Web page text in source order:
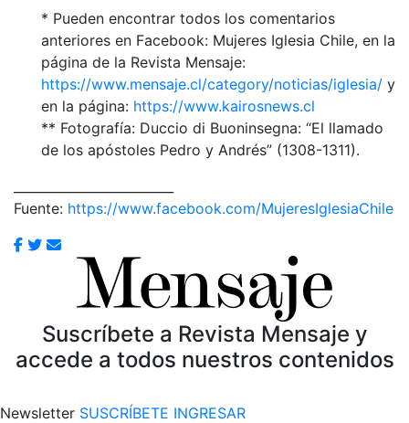
* Pueden encontrar todos los comentarios
anteriores en Facebook: Mujeres Iglesia Chile, en la
página de la Revista Mensaje:
https://www.mensaje.cl/category/noticias/iglesia/ y
en la página: https://www.kairosnews.cl
** Fotografía: Duccio di Buoninsegna: “El llamado
de los apóstoles Pedro y Andrés” (1308-1311).
Fuente: https://www.facebook.com/MujeresIglesiaChile
Suscríbete a Revista Mensaje y
accede a todos nuestros contenidos
Newsletter SUSCRÍBETE INGRESAR